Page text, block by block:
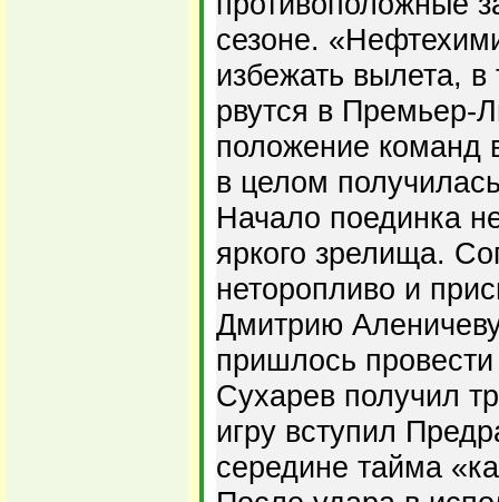
сезоне.
избежать вылета, в
рвутся в Премьер-
положение команд
в целом
Начало поединка
яркого зрелища.
неторопливо и
Дмитрию
пришлось
Сухарев получил
игру вступил
середине тайма